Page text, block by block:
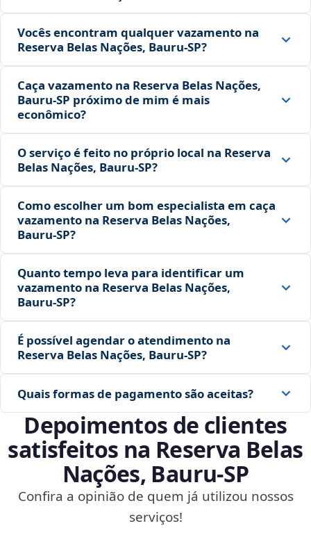
Vocês encontram qualquer vazamento na
Reserva Belas Nações, Bauru‑SP?
Caça vazamento na Reserva Belas Nações,
Bauru‑SP próximo de mim é mais
econômico?
O serviço é feito no próprio local na Reserva
Belas Nações, Bauru‑SP?
Como escolher um bom especialista em caça
vazamento na Reserva Belas Nações,
Bauru‑SP?
Quanto tempo leva para identificar um
vazamento na Reserva Belas Nações,
Bauru‑SP?
É possível agendar o atendimento na
Reserva Belas Nações, Bauru‑SP?
Quais formas de pagamento são aceitas?
Depoimentos de clientes
satisfeitos na Reserva Belas
Nações, Bauru‑SP
Confira a opinião de quem já utilizou nossos
serviços!